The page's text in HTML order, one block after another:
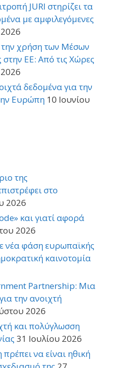
JURI στηρίζει τα
με αμφιλεγόμενες
την χρήση των Μέσων
ΕΕ: Από τις Χώρες
δεδομένα για την
Ευρώπη 10 Ιουνίου
της
στο
2026
και γιατί αφορά
2026
νέα φάση ευρωπαϊκής
καινοτομία
Partnership: Μια
την ανοιχτή
2026
και πολύγλωσση
31 Ιουλίου 2026
να είναι ηθική